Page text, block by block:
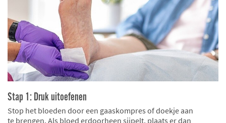
Stap 1: Druk uitoefenen
Stop het bloeden door een gaaskompres of doekje aan
te brengen. Als bloed erdoorheen sijpelt, plaats er dan